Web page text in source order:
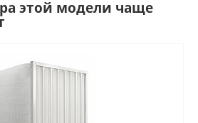
этой модели чаще